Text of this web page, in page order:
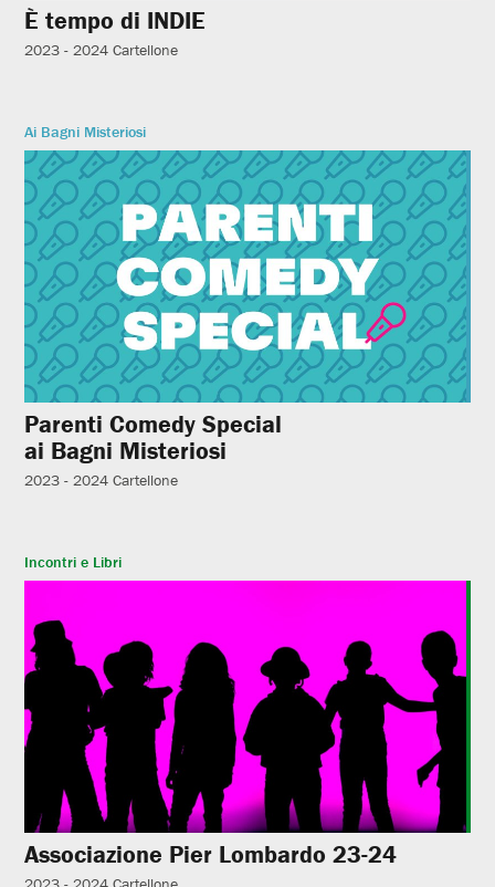
È tempo di INDIE
2023 - 2024 Cartellone
Ai Bagni Misteriosi
Parenti Comedy Special
ai Bagni Misteriosi
2023 - 2024 Cartellone
Incontri e Libri
Associazione Pier Lombardo 23-24